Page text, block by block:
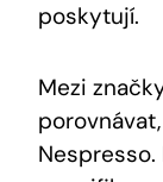
poskytují.
Mezi‌